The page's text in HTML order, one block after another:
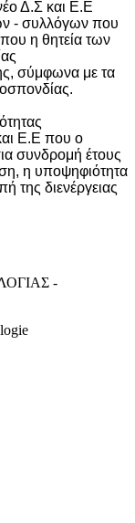
Δ.Σ και Ε.Ε
- συλλόγων που
που η θητεία των
σύμφωνα με τα
Ε.Ε που ο
συνδρομή έτους
η υποψηφιότητα
της διενέργειας
-